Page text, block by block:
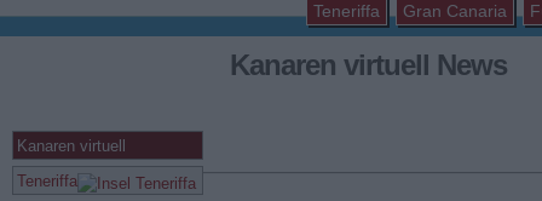
Teneriffa Gran Canaria
Kanaren virtuell News
Kanaren virtuell
Teneriffa